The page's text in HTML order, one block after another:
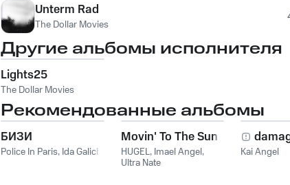
Unterm Rad
The Dollar Movies
Другие альбомы исполнителя
Lights25
The Dollar Movies
Рекомендованные альбомы
БИЗИ
Police In Paris, Ida Galich
Movin' To The Sun
HUGEL, Imael Angel,
Ultra Nate
Kai Angel